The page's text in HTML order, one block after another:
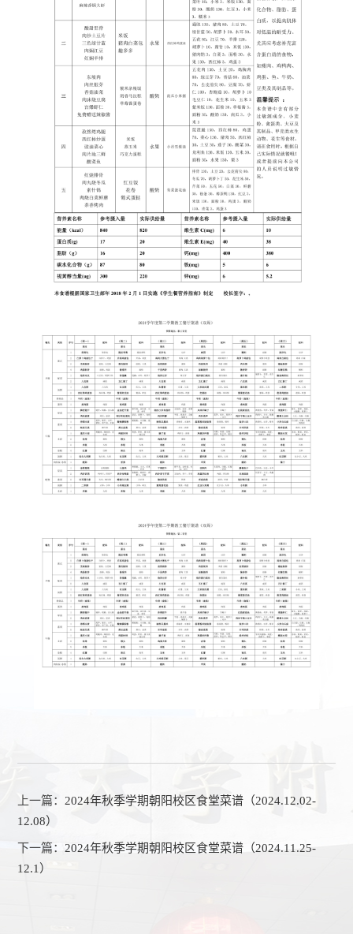
上一篇：2024年秋季学期朝阳校区食堂菜谱（2024.12.02-
12.08）
下一篇：2024年秋季学期朝阳校区食堂菜谱（2024.11.25-
12.1）